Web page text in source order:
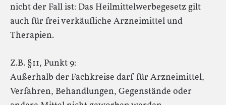
nicht der Fall ist: Das Heilmittelwerbegesetz gilt
auch für frei verkäufliche Arzneimittel und
Therapien.
Z.B. §11, Punkt 9:
Außerhalb der Fachkreise darf für Arzneimittel,
Verfahren, Behandlungen, Gegenstände oder